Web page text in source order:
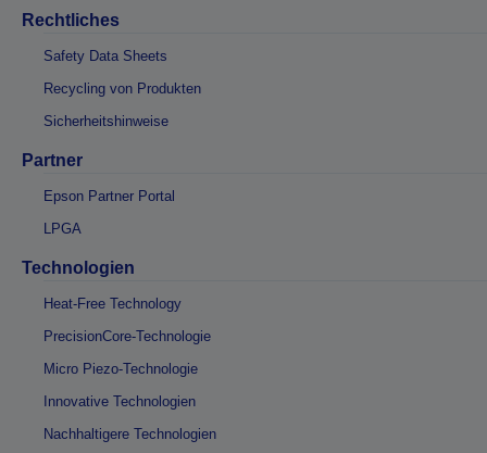
Rechtliches
Safety Data Sheets
Recycling von Produkten
Sicherheitshinweise
Partner
Epson Partner Portal
LPGA
Technologien
Heat-Free Technology
PrecisionCore-Technologie
Micro Piezo-Technologie
Innovative Technologien
Nachhaltigere Technologien